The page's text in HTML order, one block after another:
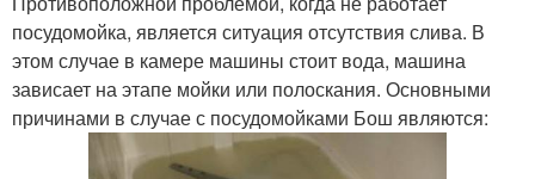
посудомойка, является ситуация отсутствия слива. В
этом случае в камере машины стоит вода, машина
зависает на этапе мойки или полоскания. Основными
причинами в случае с посудомойками Бош являются: